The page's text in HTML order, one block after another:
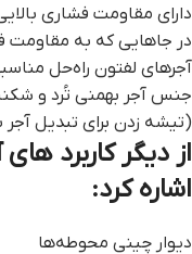
دارای مقاومت فشاری
در جاهایی که به مقاومت
آجرهای لفتون راه‌حل
جنس آجر بهمنی تُرد و
(تیشه زدن برای تبدیل
از دیگر کاربرد
اشاره کرد:
دیوار چینی محوطه‌ها